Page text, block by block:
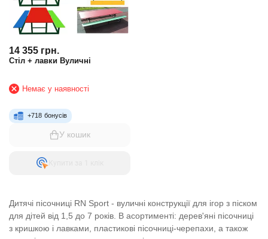
14 355 грн.
Стіл + лавки Вуличні
Немає у наявності
+718 бонусів
У кошик
Дитячі пісочниці RN Sport - вуличні конструкції для ігор з піском
для дітей від 1,5 до 7 років. В асортименті: дерев'яні пісочниці
з кришкою і лавками, пластикові пісочниці-черепахи, а також